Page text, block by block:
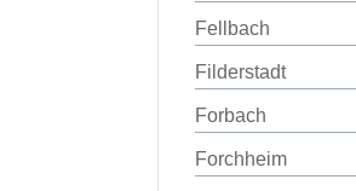
Fellbach
Filderstadt
Forbach
Forchheim